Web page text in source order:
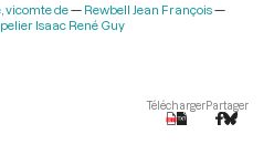
vicomte de
Rewbell Jean François
Isaac René Guy
TéléchargerPartager